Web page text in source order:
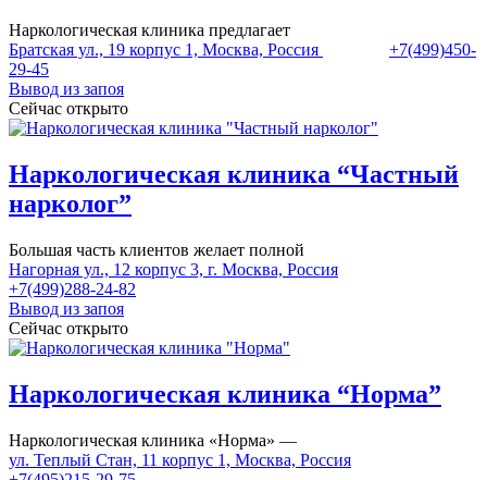
Наркологическая клиника предлагает
Братская ул., 19 корпус 1, Москва, Россия
+7(499)450-
29-45
Вывод из запоя
Сейчас открыто
Наркологическая клиника “Частный
нарколог”
Большая часть клиентов желает полной
Нагорная ул., 12 корпус 3, г. Москва, Россия
+7(499)288-24-82
Вывод из запоя
Сейчас открыто
Наркологическая клиника “Норма”
Наркологическая клиника «Норма» —
ул. Теплый Стан, 11 корпус 1, Москва, Россия